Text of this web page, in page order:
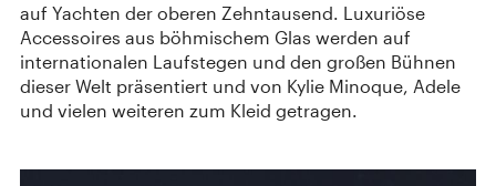
auf Yachten der oberen Zehntausend. Luxuriöse
Accessoires aus böhmischem Glas werden auf
internationalen Laufstegen und den großen Bühnen
dieser Welt präsentiert und von Kylie Minoque, Adele
und vielen weiteren zum Kleid getragen.